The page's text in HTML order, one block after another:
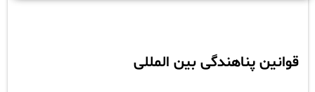
قوانین پناهندگی بین المللی